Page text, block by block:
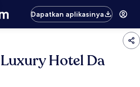
Dapatkan aplikasinya
Hotel Da